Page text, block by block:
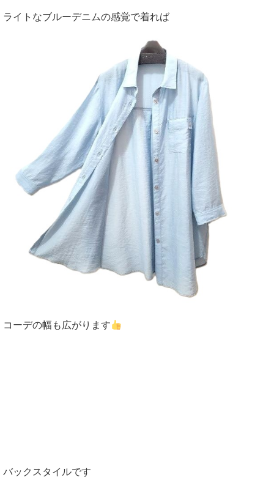
ライトなブルーデニムの感覚で着れば
コーデの幅も広がります
バックスタイルです